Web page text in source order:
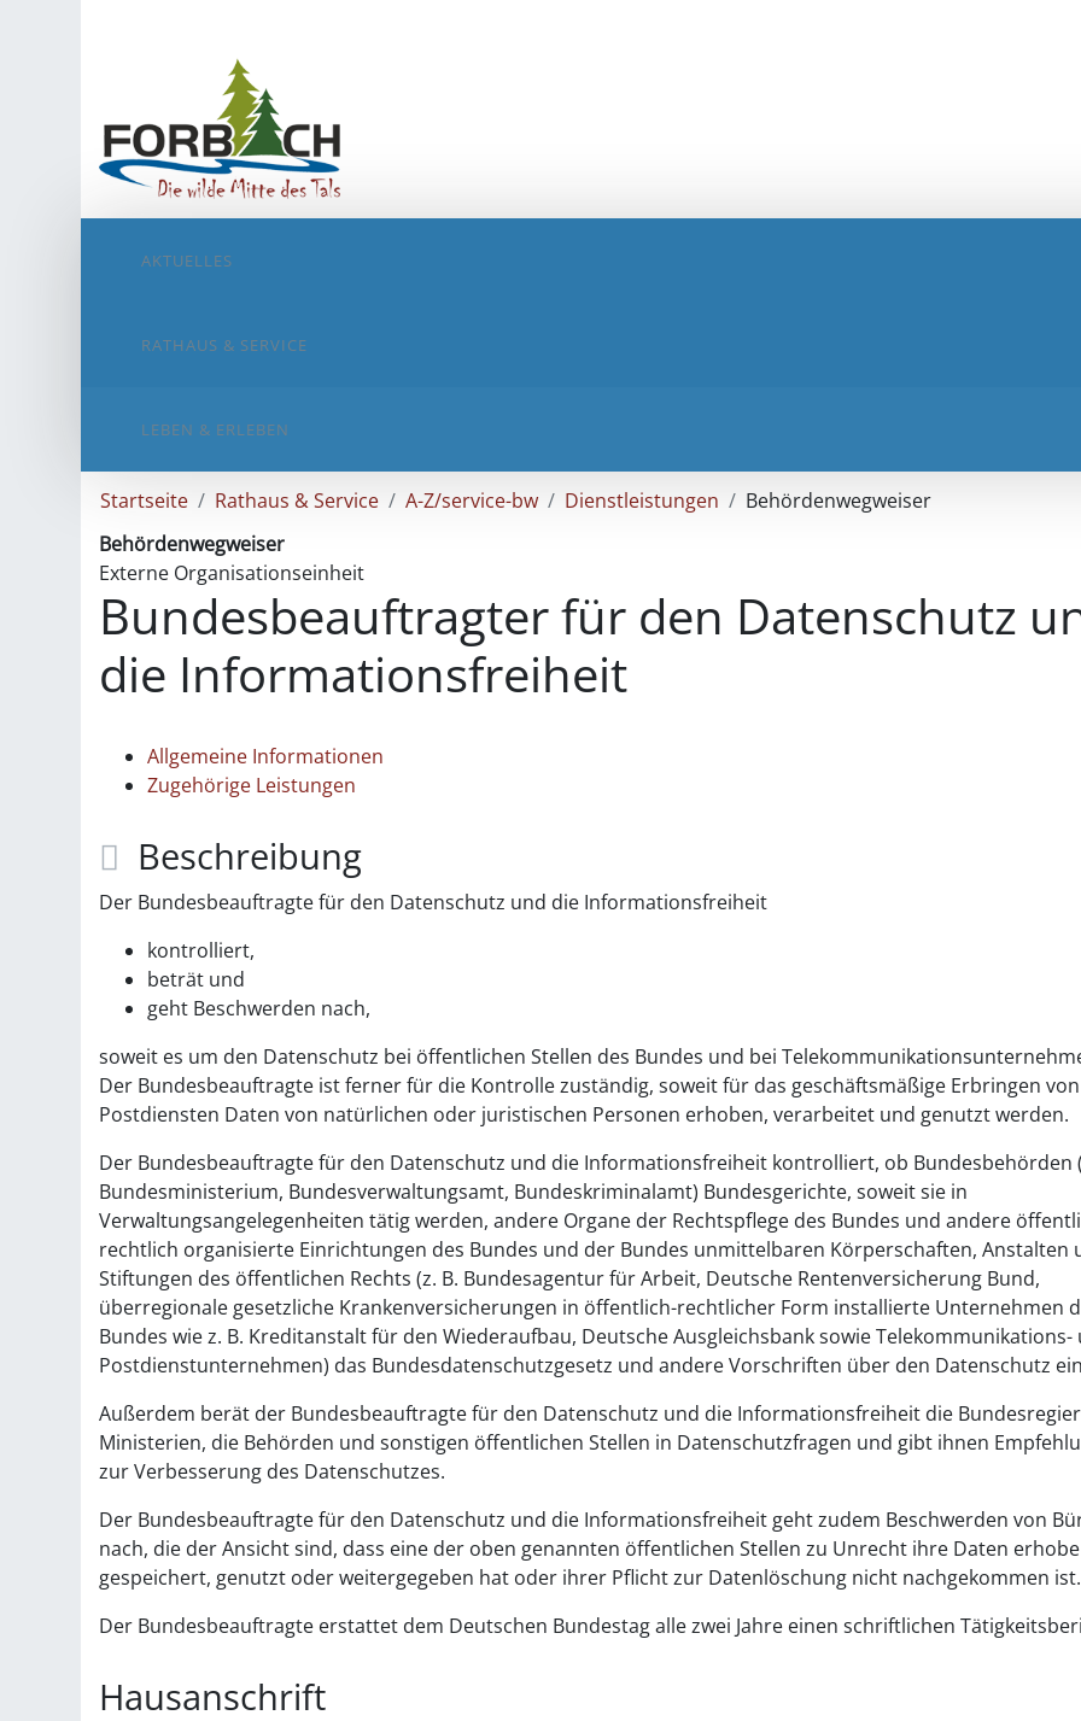
AKTUELLES
RATHAUS & SERVICE
LEBEN & ERLEBEN
Startseite Rathaus & Service A-Z/service-bw Dienstleistungen
Behördenwegweiser
Behördenwegweiser
Externe Organisationseinheit
Bundesbeauftragter für den Datenschutz
die Informationsfreiheit
Allgemeine Informationen
Zugehörige Leistungen
Beschreibung
Der Bundesbeauftragte für den Datenschutz und die Informationsfreiheit
kontrolliert,
beträt und
geht Beschwerden nach,
soweit es um den Datenschutz bei öffentlichen Stellen des Bundes und bei
Der Bundesbeauftragte ist ferner für die Kontrolle zuständig, soweit für das geschäftsmäßige Erbringen von
Postdiensten Daten von natürlichen oder juristischen Personen erhoben, verarbeitet und genutzt werden.
Der Bundesbeauftragte für den Datenschutz und die Informationsfreiheit kontrolliert, ob Bundesbehörden
Bundesministerium, Bundesverwaltungsamt, Bundeskriminalamt) Bundesgerichte, soweit sie in
Verwaltungsangelegenheiten tätig werden, andere Organe der Rechtspflege des Bundes und andere
rechtlich organisierte Einrichtungen des Bundes und der Bundes unmittelbaren Körperschaften, Anstalten
Stiftungen des öffentlichen Rechts (z. B. Bundesagentur für Arbeit, Deutsche Rentenversicherung Bund,
überregionale gesetzliche Krankenversicherungen in öffentlich-rechtlicher Form installierte Unternehmen
Bundes wie z. B. Kreditanstalt für den Wiederaufbau, Deutsche Ausgleichsbank sowie Telekommunikations-
Postdienstunternehmen) das Bundesdatenschutzgesetz und andere Vorschriften über den Datenschutz
Außerdem berät der Bundesbeauftragte für den Datenschutz und die Informationsfreiheit die
Ministerien, die Behörden und sonstigen öffentlichen Stellen in Datenschutzfragen und gibt ihnen
zur Verbesserung des Datenschutzes.
Der Bundesbeauftragte für den Datenschutz und die Informationsfreiheit geht zudem Beschwerden von
nach, die der Ansicht sind, dass eine der oben genannten öffentlichen Stellen zu Unrecht ihre Daten
gespeichert, genutzt oder weitergegeben hat oder ihrer Pflicht zur Datenlöschung nicht nachgekommen ist.
Der Bundesbeauftragte erstattet dem Deutschen Bundestag alle zwei Jahre einen schriftlichen
Hausanschrift